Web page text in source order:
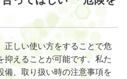
正しい使い方をすることで危
抑えることが可能です。私た
備、取り扱い時の注意事項を